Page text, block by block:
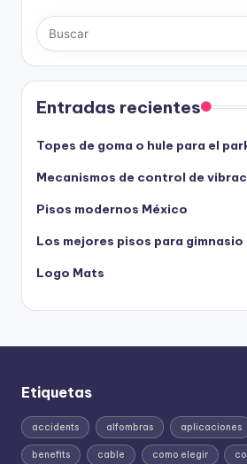
Entradas recientes
Topes de goma o hule para el
Mecanismos de control de
Pisos modernos México
Los mejores pisos para gimnasio
Logo Mats
Etiquetas
accidents alfombras aplicaciones
benefits cable como elegir